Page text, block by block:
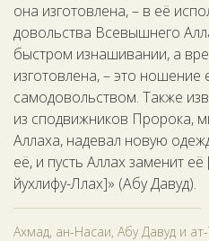
она изготовлена, – в её
довольства Всевышнего
быстром изнашивании, а
изготовлена, – это
самодовольством. Также
из сподвижников Пророка,
Аллаха, надевал новую
её, и пусть Аллах заменит
йухлифу-Ллах]» (Абу Давуд).
Ахмад, ан-Насаи, Абу Давуд и